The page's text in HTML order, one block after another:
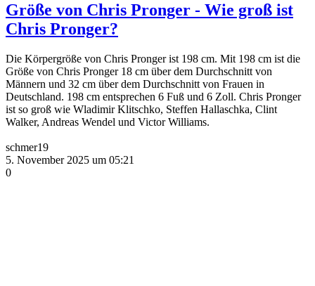
Größe von Chris Pronger - Wie groß ist
Chris Pronger?
Die Körpergröße von Chris Pronger ist 198 cm. Mit 198 cm ist die
Größe von Chris Pronger 18 cm über dem Durchschnitt von
Männern und 32 cm über dem Durchschnitt von Frauen in
Deutschland. 198 cm entsprechen 6 Fuß und 6 Zoll. Chris Pronger
ist so groß wie Wladimir Klitschko, Steffen Hallaschka, Clint
Walker, Andreas Wendel und Victor Williams.
schmer19
5. November 2025 um 05:21
0